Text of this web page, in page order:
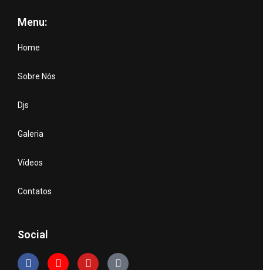
Menu:
Home
Sobre Nós
Djs
Galeria
Vídeos
Contatos
Social
F
I
Y
L